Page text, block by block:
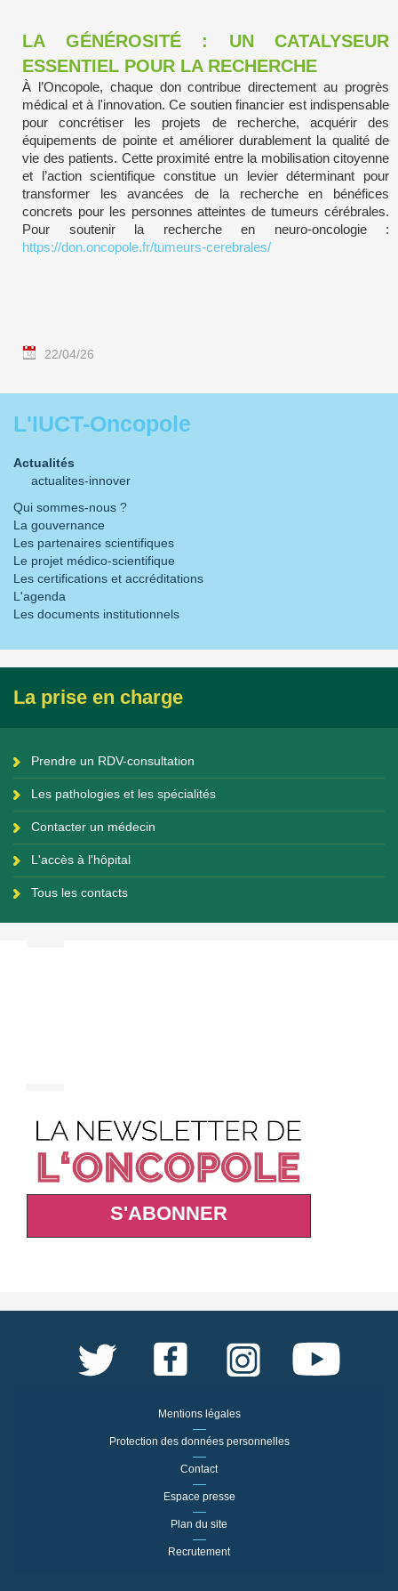
LA GÉNÉROSITÉ : UN CATALYSEUR
ESSENTIEL POUR LA RECHERCHE
À l’Oncopole, chaque don contribue directement au progrès
médical et à l'innovation. Ce soutien financier est indispensable
pour concrétiser les projets de recherche, acquérir des
équipements de pointe et améliorer durablement la qualité de
vie des patients. Cette proximité entre la mobilisation citoyenne
et l’action scientifique constitue un levier déterminant pour
transformer les avancées de la recherche en bénéfices
concrets pour les personnes atteintes de tumeurs cérébrales.
Pour soutenir la recherche en neuro-oncologie :
https://don.oncopole.fr/tumeurs-cerebrales/
22/04/26
L'IUCT-Oncopole
Actualités
actualites-innover
Qui sommes-nous ?
La gouvernance
Les partenaires scientifiques
Le projet médico-scientifique
Les certifications et accréditations
L'agenda
Les documents institutionnels
La prise en charge
Prendre un RDV-consultation
Les pathologies et les spécialités
Contacter un médecin
L'accès à l'hôpital
Tous les contacts
S'ABONNER
Mentions légales
Protection des données personnelles
Contact
Espace presse
Plan du site
Recrutement